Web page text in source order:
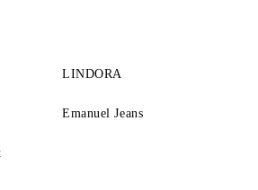
LINDORA
Emanuel Jeans